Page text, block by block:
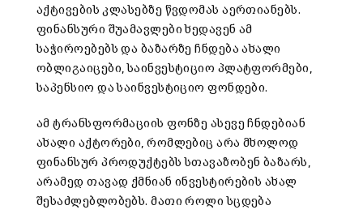
აქტივების კლასებზე წვდომას აერთიანებს.
ფინანსური შუამავლები ხედავენ ამ
საჭიროებებს და ბაზარზე ჩნდება ახალი
ობლიგაიცები, საინვესტიციო პლატფორმები,
საპენსიო და საინვესტიციო ფონდები.
ამ ტრანსფორმაციის ფონზე ასევე ჩნდებიან
ახალი აქტორები, რომლებიც არა მხოლოდ
ფინანსურ პროდუქტებს სთავაზობენ ბაზარს,
არამედ თავად ქმნიან ინვესტირების ახალ
შესაძლებლობებს. მათი როლი სცდება